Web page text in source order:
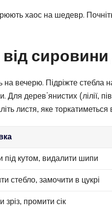
хаос на шедевр.
від
на вечерю. Підріжте
Для дерев’янистих (лілії,
листя, яке
під кутом, видалити шипи
стебло, замочити в цукрі
зріз, промити сік